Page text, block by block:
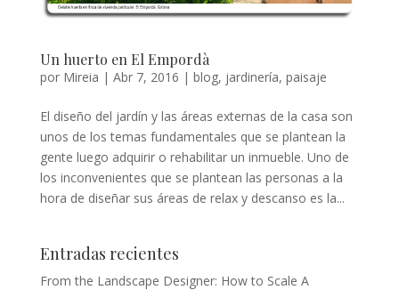
Un huerto en El Empordà
por Mireia | Abr 7, 2016 | blog, jardinería, paisaje
El diseño del jardín y las áreas externas de la casa son
unos de los temas fundamentales que se plantean la
gente luego adquirir o rehabilitar un inmueble. Uno de
los inconvenientes que se plantean las personas a la
hora de diseñar sus áreas de relax y descanso es la...
Entradas recientes
From the Landscape Designer: How to Scale A